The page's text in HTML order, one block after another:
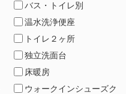
バス・トイレ別
温水洗浄便座
トイレ２ヶ所
独立洗面台
床暖房
ウォークインシューズク